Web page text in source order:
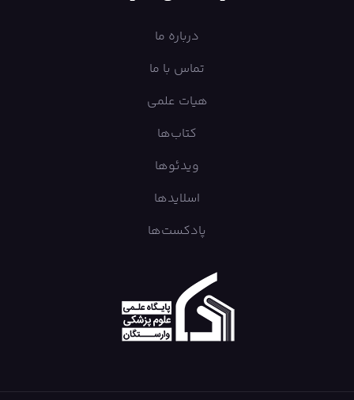
درباره ما
تماس با ما
هیات علمی
کتاب‌ها
ویدئوها
اسلایدها
پادکست‌ها